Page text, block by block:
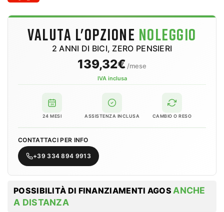
VALUTA L'OPZIONE NOLEGGIO
2 ANNI DI BICI, ZERO PENSIERI
139,32€ /mese
IVA inclusa
24
24 MESI ASSISTENZA INCLUSA CAMBIO O RESO
CONTATTACI PER INFO
+39 334 894 9913
POSSIBILITÀ DI FINANZIAMENTI AGOS ANCHE
A DISTANZA